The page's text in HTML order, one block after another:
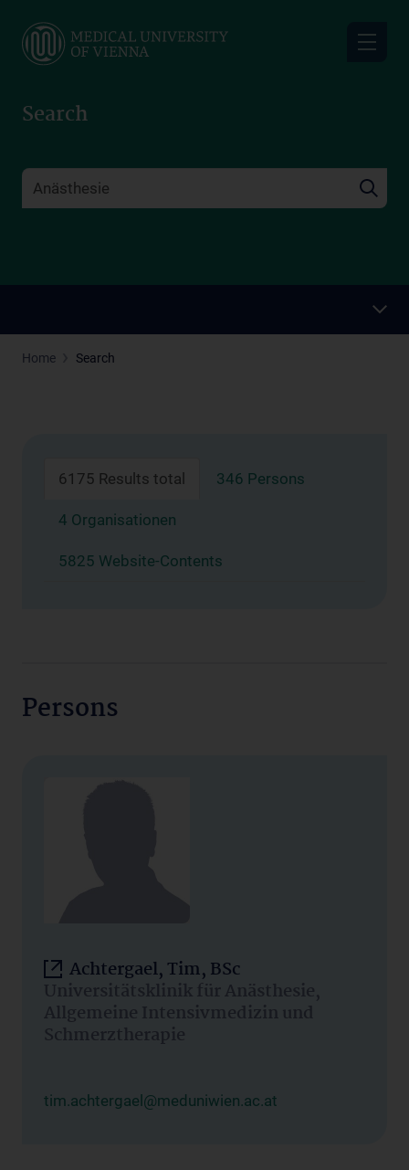
main
Search
Home Search
6175 Results total 346 Persons
4 Organisationen
5825 Website-Contents
Persons
Achtergael, Tim, BSc
Universitätsklinik für Anästhesie,
Allgemeine Intensivmedizin und
Schmerztherapie
tim.achtergael@meduniwien.ac.at